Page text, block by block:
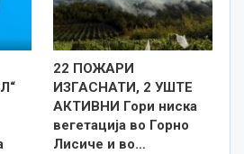
22 ПОЖАРИ
ИЗГАСНАТИ, 2 УШТЕ
АКТИВНИ Гори ниска
вегетација во Горно
Лисиче и во…